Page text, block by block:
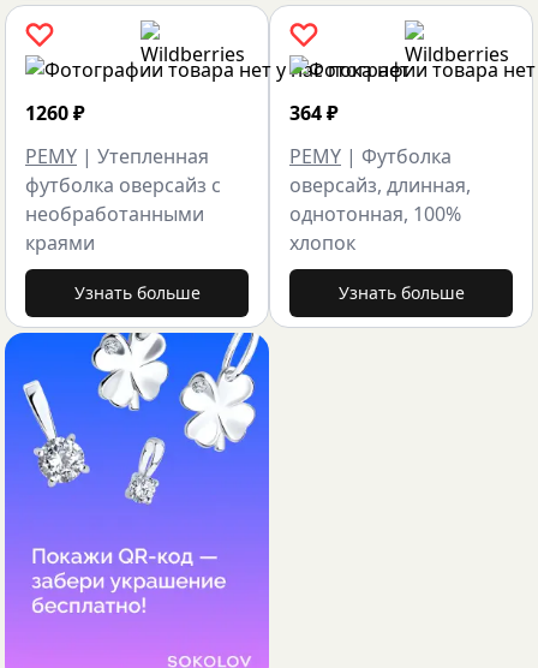
1260₽
PEMY | Утепленная
футболка оверсайз с
необработанными
краями
Узнать больше
364₽
PEMY | Футболка
оверсайз, длинная,
однотонная, 100%
хлопок
Узнать больше